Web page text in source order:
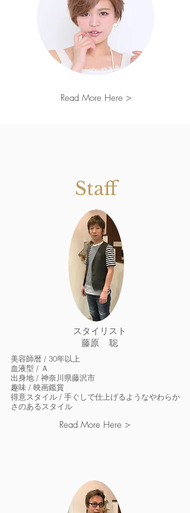
Read More Here >
Staff
スタイリスト
藤原 聡
美容師暦 / 30年以上
血液型 / Ａ
出身地 / 神奈川県藤沢市
趣味 / 映画鑑賞
得意スタイル / 手ぐしで仕上げるようなやわらか
さのあるスタイル
Read More Here >